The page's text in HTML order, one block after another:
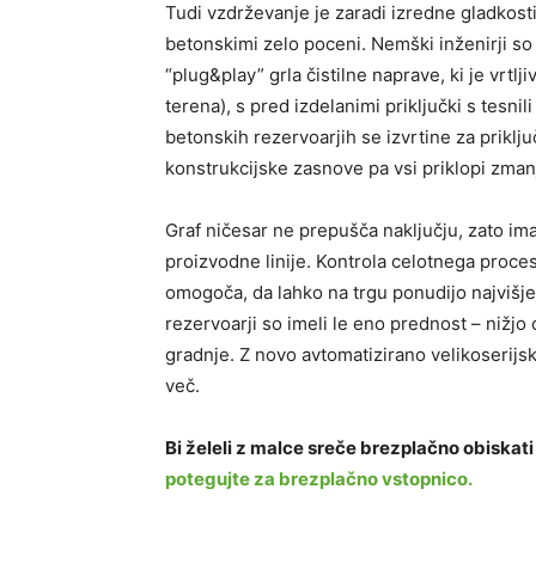
Tudi vzdrževanje je zaradi izredne
betonskimi zelo poceni. Nemški inženirji
“plug&play” grla čistilne naprave, ki je
terena), s pred izdelanimi priključki s
betonskih rezervoarjih se izvrtine za
konstrukcijske zasnove pa vsi priklopi
Graf ničesar ne prepušča naključju, zato
proizvodne linije. Kontrola celotnega
omogoča, da lahko na trgu ponudijo
rezervoarji so imeli le eno prednost –
gradnje. Z novo avtomatizirano
več.
Bi želeli z malce sreče brezplačno obiskati
potegujte za brezplačno vstopnico.